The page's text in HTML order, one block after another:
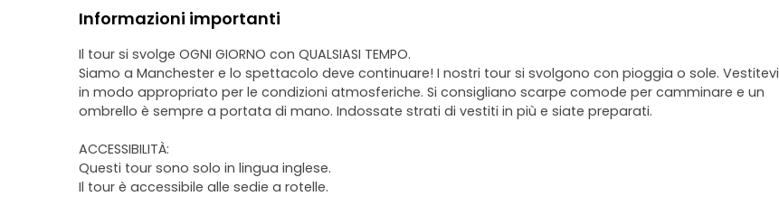
Informazioni importanti
Il tour si svolge OGNI GIORNO con QUALSIASI TEMPO.
Siamo a Manchester e lo spettacolo deve continuare! I nostri tour si svolgono con pioggia o sole. Vestitevi
in modo appropriato per le condizioni atmosferiche. Si consigliano scarpe comode per camminare e un
ombrello è sempre a portata di mano. Indossate strati di vestiti in più e siate preparati.
ACCESSIBILITÀ:
Questi tour sono solo in lingua inglese.
Il tour è accessibile alle sedie a rotelle.